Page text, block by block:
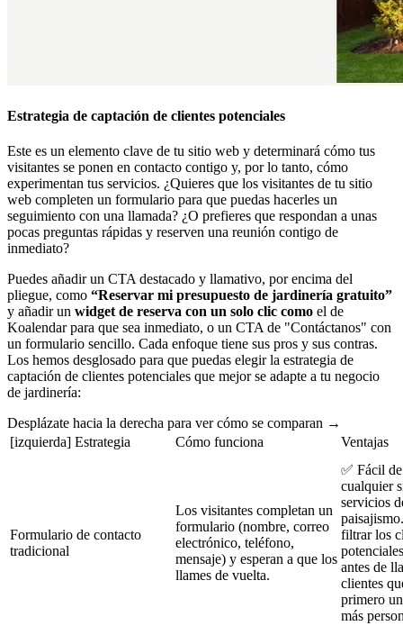
Estrategia de captación de clientes potenciales
Este es un elemento clave de tu sitio web y determinará cómo tus
visitantes se ponen en contacto contigo y, por lo tanto, cómo
experimentan tus servicios. ¿Quieres que los visitantes de tu sitio
web completen un formulario para que puedas hacerles un
seguimiento con una llamada? ¿O prefieres que respondan a unas
pocas preguntas rápidas y reserven una reunión contigo de
inmediato?
Puedes añadir un CTA destacado y llamativo, por encima del
pliegue, como “Reservar mi presupuesto de jardinería gratuito”
y añadir un widget de reserva con un solo clic como el de
Koalendar para que sea inmediato, o un CTA de "Contáctanos" con
un formulario sencillo. Cada enfoque tiene sus pros y sus contras.
Los hemos desglosado para que puedas elegir la estrategia de
captación de clientes potenciales que mejor se adapte a tu negocio
de jardinería:
Desplázate hacia la derecha para ver cómo se comparan →
[izquierda] Estrategia
Cómo funciona Ventajas
Formulario de contacto
tradicional
Los visitantes completan un
formulario (nombre, correo
electrónico, teléfono,
mensaje) y esperan a que los
llames de vuelta.
✅ Fácil
cualquier
servicios
filtrar los
antes de
clientes
primero
más